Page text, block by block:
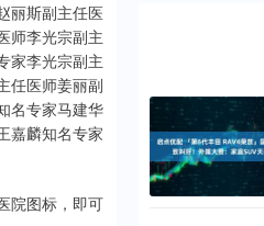
丽斯副主任医
师李光宗副主
家李光宗副主
任医师姜丽副
名专家马建华
嘉麟知名专家
院图标，即可